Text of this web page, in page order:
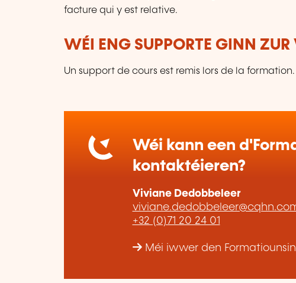
facture qui y est relative.
WÉI ENG SUPPORTE GINN ZUR
Un support de cours est remis lors de la formation.
Wéi kann een
kontaktéieren?
Viviane Dedobbeleer
+32 (0)71 20 24 01
Méi iwwer den